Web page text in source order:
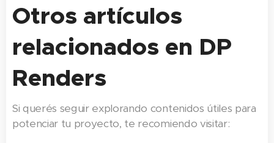
Otros artículos
relacionados en DP
Renders
Si querés seguir explorando contenidos útiles para
potenciar tu proyecto, te recomiendo visitar: